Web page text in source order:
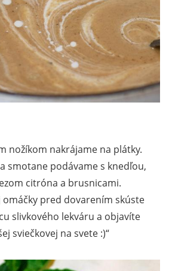
nožíkom nakrájame na plátky.
smotane podávame s knedľou,
citróna a brusnicami.
pred dovarením skúste
slivkového lekváru a objavíte
sviečkovej na svete :)